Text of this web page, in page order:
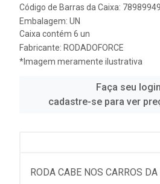
Código de Barras da Caixa:
Embalagem: UN
Caixa contém 6 un
Fabricante: RODADOFORCE
*Imagem meramente ilustrativa
Faça seu
cadastre-se para ver
RODA CABE NOS CARROS